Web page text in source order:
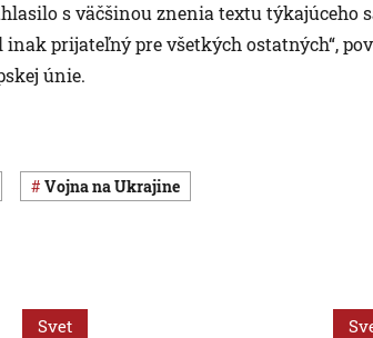
s väčšinou znenia textu týkajúceho
prijateľný pre všetkých ostatných“,
únie.
vojna na Ukrajine
Svet